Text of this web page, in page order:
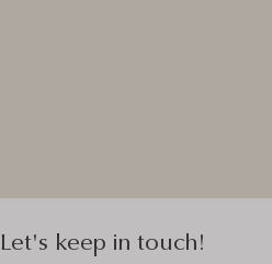
Let's keep in touch!